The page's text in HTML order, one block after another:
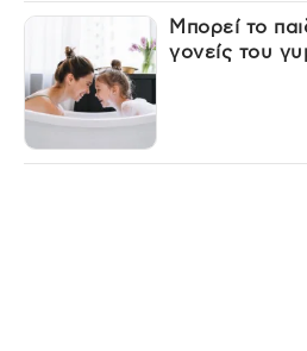
Μπορεί το
γονείς του